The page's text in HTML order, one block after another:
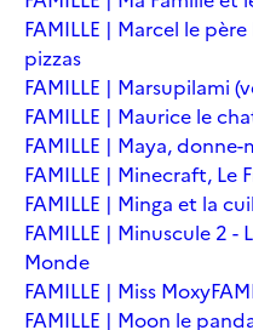
FAMILLE | Marcel le
pizzas
FAMILLE | Marsupilami
FAMILLE | Maurice le
FAMILLE | Maya,
FAMILLE | Minecraft, Le
FAMILLE | Minga et la
FAMILLE | Minuscule 2
Monde
FAMILLE | Miss Moxy
FAMILLE | Moon le